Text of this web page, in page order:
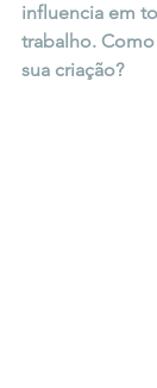
influencia em
trabalho. Como
sua criação?